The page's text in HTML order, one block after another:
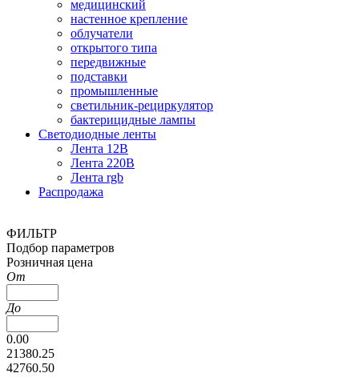
медицинский
настенное крепление
облучатели
открытого типа
передвижные
подставки
промышленные
светильник-рециркулятор
бактерицидные лампы
Светодиодные ленты
Лента 12В
Лента 220В
Лента rgb
Распродажа
ФИЛЬТР
Подбор параметров
Розничная цена
От
До
0.00
21380.25
42760.50